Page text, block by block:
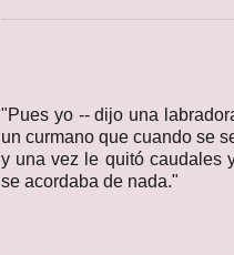
"Pues yo -- dijo una
un curmano que cuando se
y una vez le quitó caudales
se acordaba de nada."